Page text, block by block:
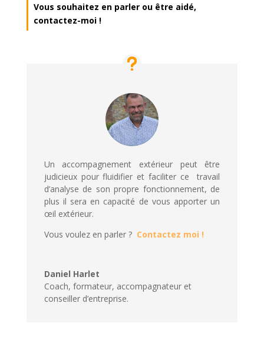
Vous souhaitez en parler ou être aidé,
contactez-moi !
Un accompagnement extérieur peut être
judicieux pour fluidifier et faciliter ce
travail
d’analyse de son propre fonctionnement, de
plus il sera en capacité de vous apporter un
œil extérieur.
Vous voulez en parler ? Contactez moi !
Daniel Harlet
Coach, formateur, accompagnateur et
conseiller d’entreprise.